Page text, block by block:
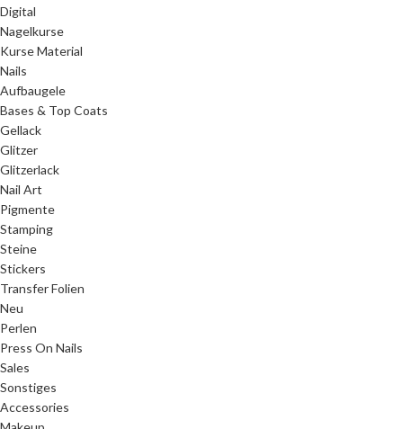
Digital
Nagelkurse
Kurse Material
Nails
Aufbaugele
Bases & Top Coats
Gellack
Glitzer
Glitzerlack
Nail Art
Pigmente
Stamping
Steine
Stickers
Transfer Folien
Neu
Perlen
Press On Nails
Sales
Sonstiges
Accessories